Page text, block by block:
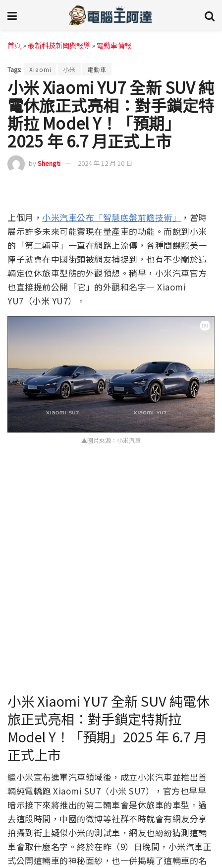
首頁 »最新科技新聞與報導 » 電動車情報
Tags: Xiaomi 小米 電動車
小米 Xiaomi YU7 全新 SUV 純
電休旅正式亮相：對手鎖定特
斯拉 Model Y！「預期」
2025 年 6.7 月正式上市
byShengti 2024 年 12 月 10 日
上個月， 小米汽車公布「智慧底盤前瞻技術」
，當時
展示許多未來可能實現在量產車的功能。而說到小米
的「第二輛車」一直在網路上流傳，各種間諜照美一
陣子就會在中國街頭被網友捕捉到，也有不少關於這
輛定位休旅車型態的外觀預想。稍早，小米汽車官方
也直接提前公開「它」的外觀和名字— Xiaomi
YU7（小米 YU7）。
▲圖片來源：小米汽車
小米 Xiaomi YU7 全新 SUV 純電休
旅正式亮相：對手鎖定特斯拉
Model Y！「預期」2025 年 6.7 月
正式上市
繼小米宣布進軍汽車領域後，成立小米汽車並推出首
輛純電轎跑 Xiaomi SU7（小米 SU7），官方也早早
暗示接下來將推出的第二輛車會是休旅車的車型。過
去這段時間，中國的微博等社群不時就會有網友分享
拍攝到街上疑似小米的測試車，網友也紛紛猜測這輛
車會取什麼名字。終於在昨（9）日晚間，小米汽車正
式公開這輛車的神秘面紗，也一併揭曉了這輛車的名